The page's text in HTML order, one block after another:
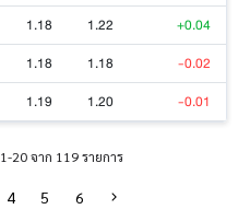
1.18 1.22
+0.04
1.18 1.18
-0.02
1.19 1.20 -0.01
1-20 จาก 119 รายการ
4 5 6